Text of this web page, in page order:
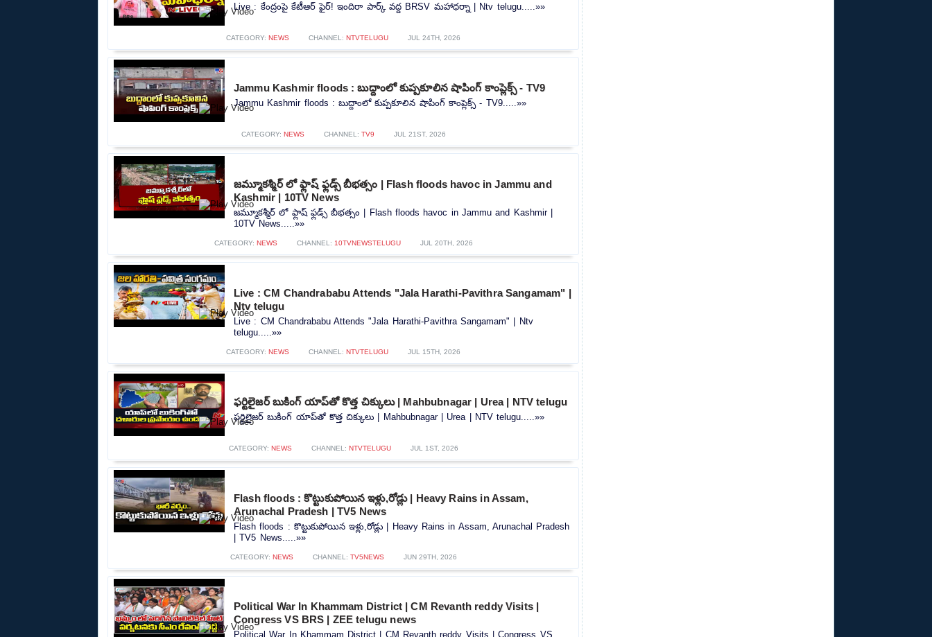
Live : కేంద్రంపై కేటీఆర్ ఫైర్! ఇందిరా పార్క్ వద్ద BRSV మహాధర్నా | Ntv telugu.....»»
CATEGORY: NEWS CHANNEL: NTVTELUGU JUL 24TH, 2026
Jammu Kashmir floods : బుద్దాంలో కుప్పకూలిన షాపింగ్ కాంప్లెక్స్ - TV9
Jammu Kashmir floods : బుద్దాంలో కుప్పకూలిన షాపింగ్ కాంప్లెక్స్ - TV9.....»»
CATEGORY: NEWS CHANNEL: TV9 JUL 21ST, 2026
జమ్మూకశ్మీర్ లో ఫ్లాష్ ఫ్లడ్స్ బీభత్సం | Flash floods havoc in Jammu and
Kashmir | 10TV News
జమ్మూకశ్మీర్ లో ఫ్లాష్ ఫ్లడ్స్ బీభత్సం | Flash floods havoc in Jammu and Kashmir |
10TV News.....»»
CATEGORY: NEWS CHANNEL: 10TVNEWSTELUGU JUL 20TH, 2026
Live : CM Chandrababu Attends "Jala Harathi-Pavithra Sangamam" |
Ntv telugu
Live : CM Chandrababu Attends "Jala Harathi-Pavithra Sangamam" | Ntv
telugu.....»»
CATEGORY: NEWS CHANNEL: NTVTELUGU JUL 15TH, 2026
ఫర్టిలైజర్ బుకింగ్ యాప్‌తో కొత్త చిక్కులు | Mahbubnagar | Urea | NTV telugu
ఫర్టిలైజర్ బుకింగ్ యాప్‌తో కొత్త చిక్కులు | Mahbubnagar | Urea | NTV telugu.....»»
CATEGORY: NEWS CHANNEL: NTVTELUGU JUL 1ST, 2026
Flash floods : కొట్టుకుపోయిన ఇళ్లు,రోడ్లు | Heavy Rains in Assam,
Arunachal Pradesh | TV5 News
Flash floods : కొట్టుకుపోయిన ఇళ్లు,రోడ్లు | Heavy Rains in Assam, Arunachal Pradesh
| TV5 News.....»»
CATEGORY: NEWS CHANNEL: TV5NEWS JUN 29TH, 2026
Political War In Khammam District | CM Revanth reddy Visits |
Congress VS BRS | ZEE telugu news
Political War In Khammam District | CM Revanth reddy Visits | Congress VS